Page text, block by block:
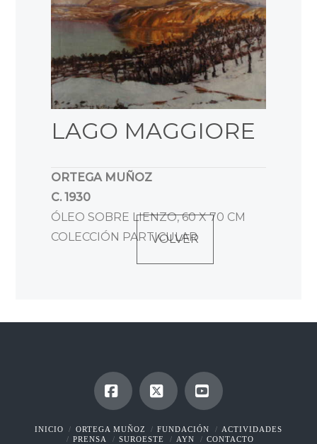
LAGO MAGGIORE
ORTEGA MUÑOZ
C. 1930
ÓLEO SOBRE LIENZO, 60 X 70 CM
COLECCIÓN PARTICULAR
VOLVER
Facebook
X YouTube
INICIO ORTEGA MUÑOZ FUNDACIÓN
ACTIVIDADES
PRENSA
SUROESTE AYN CONTACTO